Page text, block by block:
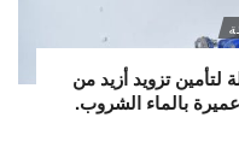
لتأمين تزويد أزيد من